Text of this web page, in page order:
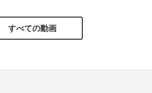
すべての動画